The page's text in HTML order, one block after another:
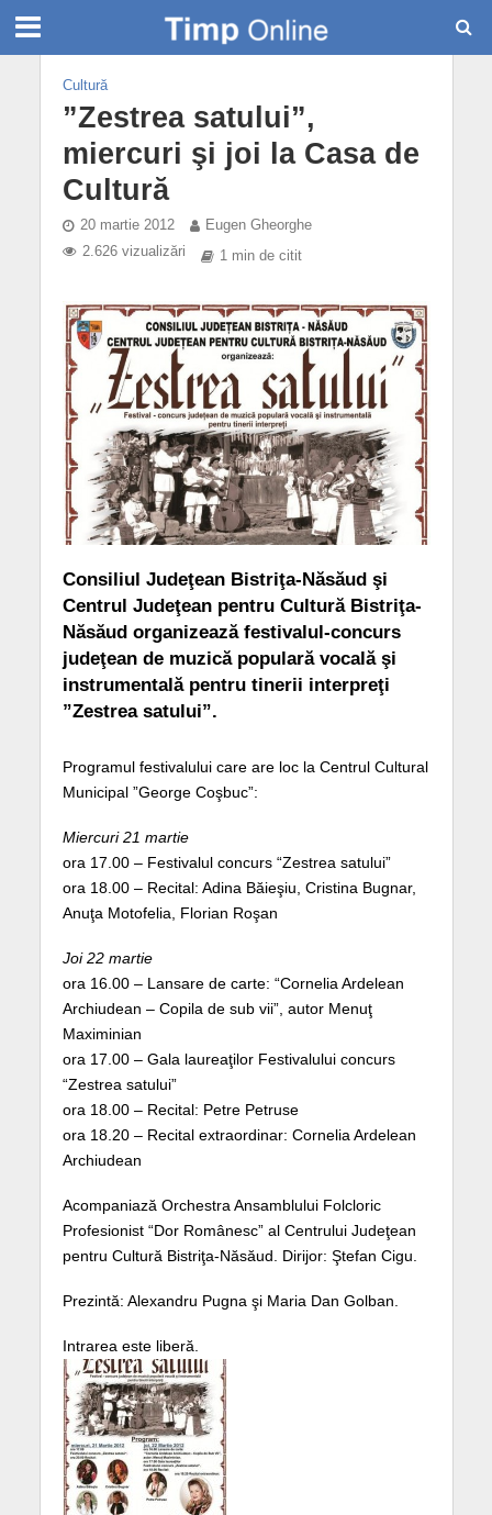
Cultură
”Zestrea satului”,
miercuri şi joi la Casa de
Cultură
20 martie 2012
Eugen Gheorghe
2.626 vizualizări
1 min de citit
Consiliul Judeţean Bistriţa-Năsăud şi
Centrul Judeţean pentru Cultură Bistriţa-
Năsăud organizează festivalul-concurs
judeţean de muzică populară vocală şi
instrumentală pentru tinerii interpreţi
”Zestrea satului”.
Programul festivalului care are loc la Centrul Cultural
Municipal ”George Coşbuc”:
Miercuri 21 martie
ora 17.00 – Festivalul concurs “Zestrea satului”
ora 18.00 – Recital: Adina Băieşiu, Cristina Bugnar,
Anuţa Motofelia, Florian Roşan
Joi 22 martie
ora 16.00 – Lansare de carte: “Cornelia Ardelean
Archiudean – Copila de sub vii”, autor Menuţ
Maximinian
ora 17.00 – Gala laureaţilor Festivalului concurs
“Zestrea satului”
ora 18.00 – Recital: Petre Petruse
ora 18.20 – Recital extraordinar: Cornelia Ardelean
Archiudean
Acompaniază Orchestra Ansamblului Folcloric
Profesionist “Dor Românesc” al Centrului Judeţean
pentru Cultură Bistriţa-Năsăud. Dirijor: Ştefan Cigu.
Prezintă: Alexandru Pugna şi Maria Dan Golban.
Intrarea este liberă.